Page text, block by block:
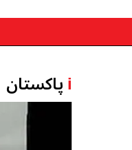
iپاکستان